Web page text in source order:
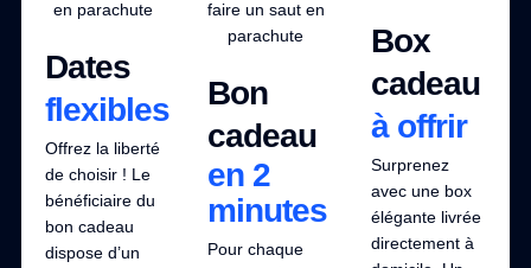
Dates
flexibles
Offrez la liberté
de choisir ! Le
bénéficiaire du
bon cadeau
dispose d’un
Bon
cadeau
en 2
minutes
Pour chaque
Box
cadeau
à offrir
Surprenez
avec une box
élégante livrée
directement à